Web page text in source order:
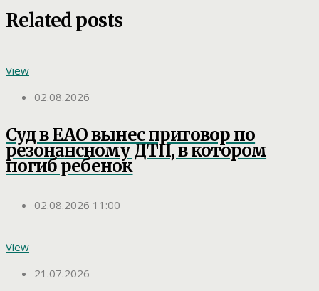
Related posts
View
02.08.2026
Суд в ЕАО вынес приговор по
резонансному ДТП, в котором
погиб ребенок
02.08.2026 11:00
View
21.07.2026